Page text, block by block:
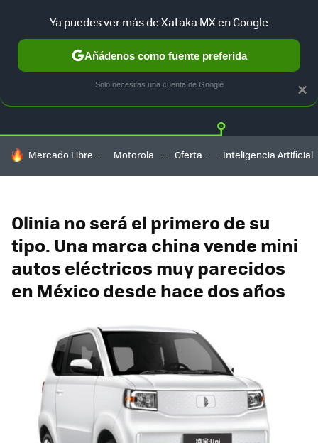
TESLA UBER AUTO ELECTRICO Twitter
HOY SE HABLA DE
Mercado Libre Motorola Oferta Inteligencia Artificial
Olinia no será el primero de su
tipo. Una marca china vende mini
autos eléctricos muy parecidos
en México desde hace dos años
×
Ya puedes ver más de Xataka MX en Google
Añádenos como fuente preferida
Solo necesitas una cuenta de Google